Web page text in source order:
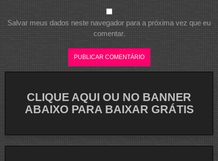
Salvar meus dados neste navegador para a próxima vez que eu
comentar.
CLIQUE AQUI OU NO BANNER
ABAIXO PARA BAIXAR GRÁTIS